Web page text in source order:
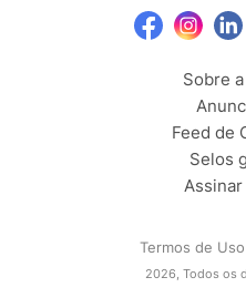
Sobre
Feed de
Selos
Termos de Uso
2026, Todos os